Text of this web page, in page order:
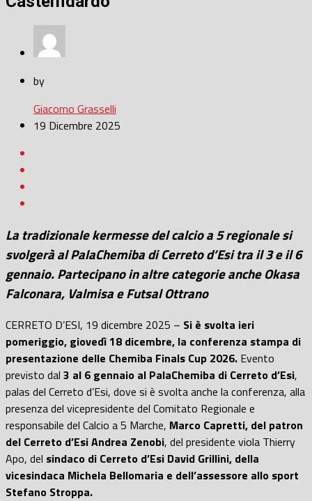
by
Giacomo Grasselli
19 Dicembre 2025
La tradizionale kermesse del calcio a 5 regionale si
svolgerà al PalaChemiba di Cerreto d’Esi tra il 3 e il 6
gennaio. Partecipano in altre categorie anche Okasa
Falconara, Valmisa e Futsal Ottrano
CERRETO D’ESI, 19 dicembre 2025 – Si è svolta ieri
pomeriggio, giovedì 18 dicembre, la conferenza stampa di
presentazione delle Chemiba Finals Cup 2026. Evento
previsto dal 3 al 6 gennaio al PalaChemiba di Cerreto d’Esi,
palas del Cerreto d’Esi, dove si è svolta anche la conferenza, alla
presenza del vicepresidente del Comitato Regionale e
responsabile del Calcio a 5 Marche, Marco Capretti, del patron
del Cerreto d’Esi Andrea Zenobi, del presidente viola Thierry
Apo, del sindaco di Cerreto d’Esi David Grillini, della
vicesindaca Michela Bellomaria e dell’assessore allo sport
Stefano Stroppa.